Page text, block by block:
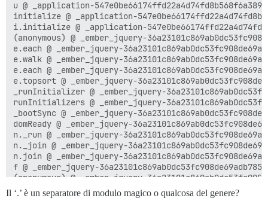
u @ _application-
initialize @ _application-
i.initialize @ _application-
(anonymous) @ _ember_jquery-
e.each @ _ember_jquery-
e.walk @ _ember_jquery-
e.each @ _ember_jquery-
e.topsort @ _ember_jquery-
_runInitializer @ _ember_jquery-
runInitializers @ _ember_jquery-
_bootSync @ _ember_jquery-
domReady @ _ember_jquery-
n._run @ _ember_jquery-
n._join @ _ember_jquery-
n.join @ _ember_jquery-
f @ _ember_jquery-
(anonymous) @ _ember_jquery-
l @ _ember_jquery-
Il ‘.’ è un separatore di modulo magico o qualcosa del genere?